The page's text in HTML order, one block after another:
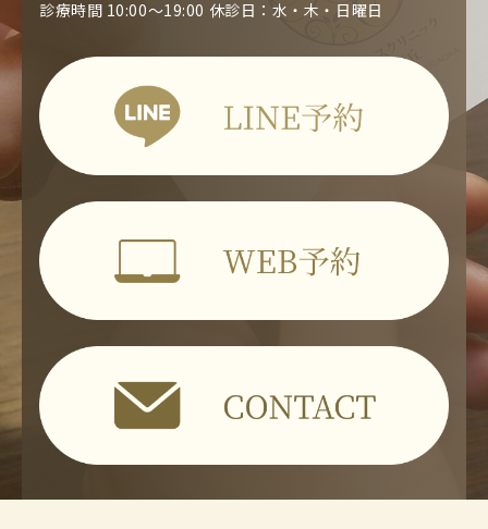
診療時間 10:00～19:00 休診日：水・木・日曜日